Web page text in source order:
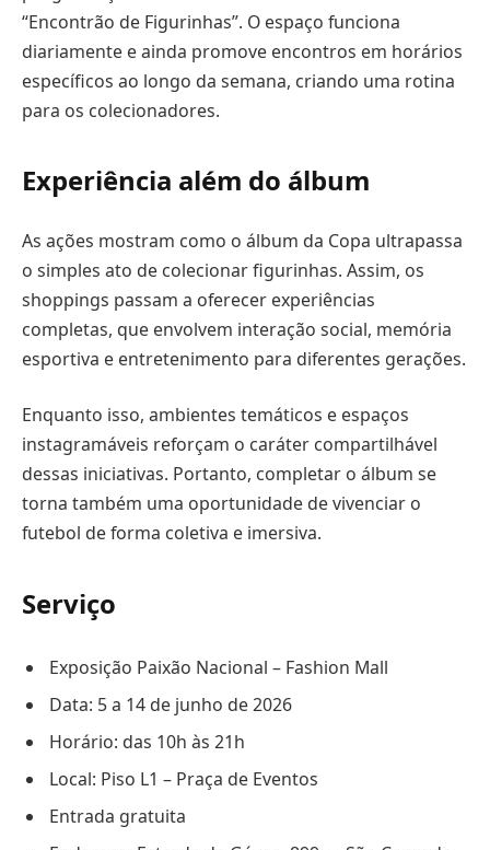
“Encontrão de Figurinhas”. O espaço funciona
diariamente e ainda promove encontros em horários
específicos ao longo da semana, criando uma rotina
para os colecionadores.
Experiência além do álbum
As ações mostram como o álbum da Copa ultrapassa
o simples ato de colecionar figurinhas. Assim, os
shoppings passam a oferecer experiências
completas, que envolvem interação social, memória
esportiva e entretenimento para diferentes gerações.
Enquanto isso, ambientes temáticos e espaços
instagramáveis reforçam o caráter compartilhável
dessas iniciativas. Portanto, completar o álbum se
torna também uma oportunidade de vivenciar o
futebol de forma coletiva e imersiva.
Serviço
Exposição Paixão Nacional – Fashion Mall
Data: 5 a 14 de junho de 2026
Horário: das 10h às 21h
Local: Piso L1 – Praça de Eventos
Entrada gratuita